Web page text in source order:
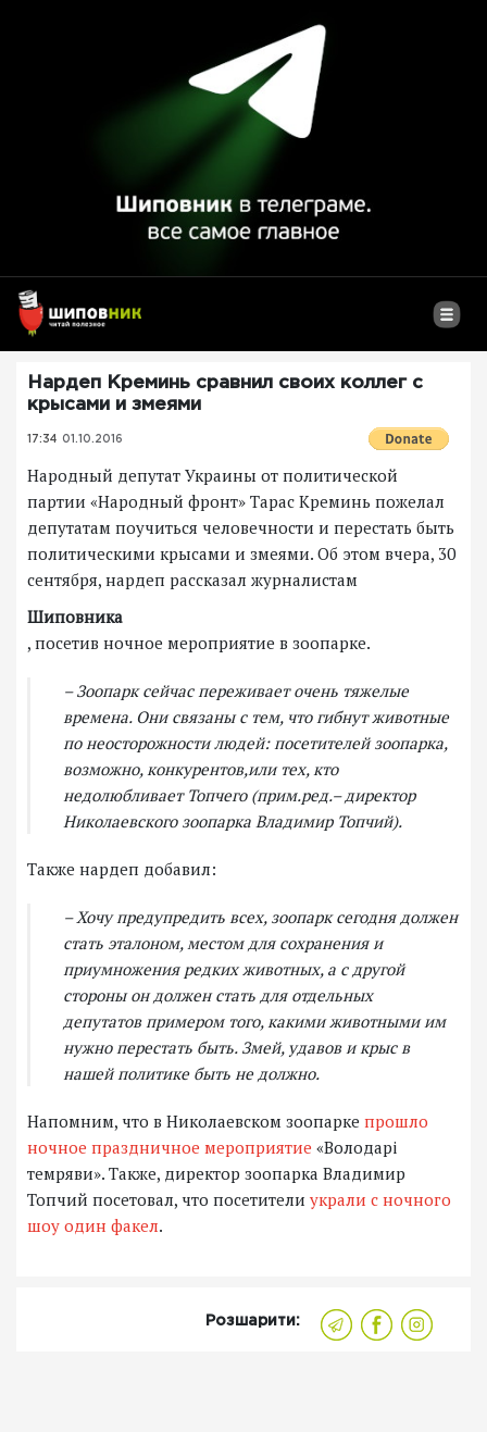
Нардеп Креминь сравнил своих коллег с
крысами и змеями
17:34 01.10.2016
Народный депутат Украины от политической
партии «Народный фронт» Тарас Креминь пожелал
депутатам поучиться человечности и перестать быть
политическими крысами и змеями. Об этом вчера, 30
сентября, нардеп рассказал журналистам
Шиповника
, посетив ночное мероприятие в зоопарке.
– Зоопарк сейчас переживает очень тяжелые
времена. Они связаны с тем, что гибнут животные
по неосторожности людей: посетителей зоопарка,
возможно, конкурентов,или тех, кто
недолюбливает Топчего (прим.ред.– директор
Николаевского зоопарка Владимир Топчий).
Также нардеп добавил:
– Хочу предупредить всех, зоопарк сегодня должен
стать эталоном, местом для сохранения и
приумножения редких животных, а с другой
стороны он должен стать для отдельных
депутатов примером того, какими животными им
нужно перестать быть. Змей, удавов и крыс в
нашей политике быть не должно.
Напомним, что в Николаевском зоопарке прошло
ночное праздничное мероприятие «Володарі
темряви». Также, директор зоопарка Владимир
Топчий посетовал, что посетители украли с ночного
шоу один факел.
Розшарити: